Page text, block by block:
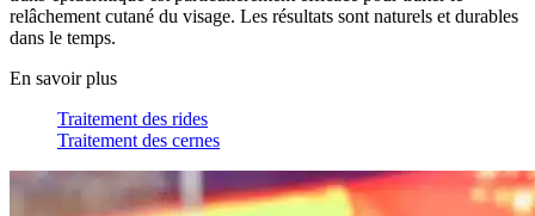
relâchement cutané du visage. Les résultats sont naturels et durables
dans le temps.
En savoir plus
Traitement des rides
Traitement des cernes